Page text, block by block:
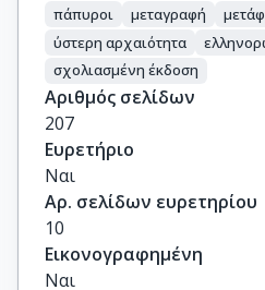
πάπυροι μεταγραφή
ύστερη αρχαιότητα
σχολιασμένη έκδοση
Αριθμός σελίδων
207
Ευρετήριο
Ναι
Αρ. σελίδων ευρετηρίου
10
Εικονογραφημένη
Ναι